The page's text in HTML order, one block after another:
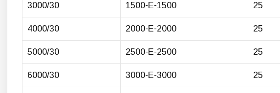
3000/30 1500-E-1500 25
4000/30 2000-E-2000 25
5000/30 2500-E-2500 25
6000/30 3000-E-3000 25